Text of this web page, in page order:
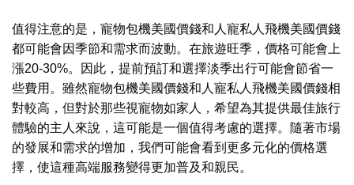
值得注意的是，寵物包機美國價錢和人寵私人飛機美國價錢
都可能會因季節和需求而波動。在旅遊旺季，價格可能會上
漲20-30%。因此，提前預訂和選擇淡季出行可能會節省一
些費用。雖然寵物包機美國價錢和人寵私人飛機美國價錢相
對較高，但對於那些視寵物如家人，希望為其提供最佳旅行
體驗的主人來說，這可能是一個值得考慮的選擇。隨著市場
的發展和需求的增加，我們可能會看到更多元化的價格選
擇，使這種高端服務變得更加普及和親民。